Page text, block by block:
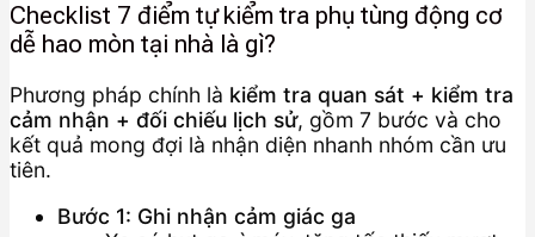
Checklist 7 điểm tự kiểm tra phụ tùng động cơ
dễ hao mòn tại nhà là gì?
Phương pháp chính là kiểm tra quan sát + kiểm tra
cảm nhận + đối chiếu lịch sử, gồm 7 bước và cho
kết quả mong đợi là nhận diện nhanh nhóm cần ưu
tiên.
Bước 1: Ghi nhận cảm giác ga